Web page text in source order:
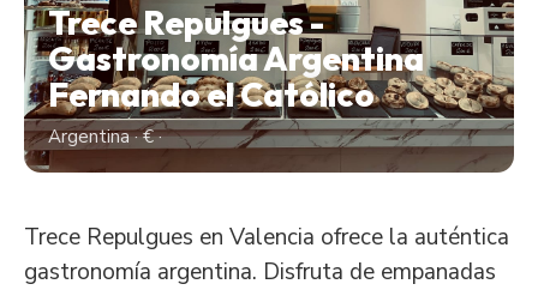
Trece Repulgues -
Gastronomía Argentina
Fernando el Católico
Argentina · € ·
Trece Repulgues en Valencia ofrece la auténtica
gastronomía argentina. Disfruta de empanadas